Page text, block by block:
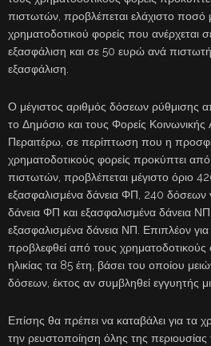
πιστωτών, προβλέπεται ελάχιστο ποσό
χρηματοδοτικού φορείς που ανέρχεται
εξασφάλιση και σε 50 ευρώ ανά πιστωτή
εξασφάλιση.
Ο μέγιστος αριθμός δόσεων ρύθμισης
το Δημόσιο και τους Φορείς Κοινωνικής
Περαιτέρω, σε περίπτωση που η
χρηματοδοτικούς φορείς προκύπτει
πιστωτών, προβλέπεται μέγιστο όριο
εξασφαλισμένα δάνεια ΦΠ, 240 δόσεων
δάνεια ΦΠ και εξασφαλισμένα δάνεια
εξασφαλισμένα δάνεια ΝΠ. Επιπλέον για
προβλεφθεί από τους χρηματοδοτικούς
ηλικίας τα 85 έτη, βάσει του οποίου
δόσεων, έκτος αν συμβληθεί εγγυητής
Επίσης θα πρέπει να καταβάλει για τα
την ρευστοποίηση όλης της περιουσίας